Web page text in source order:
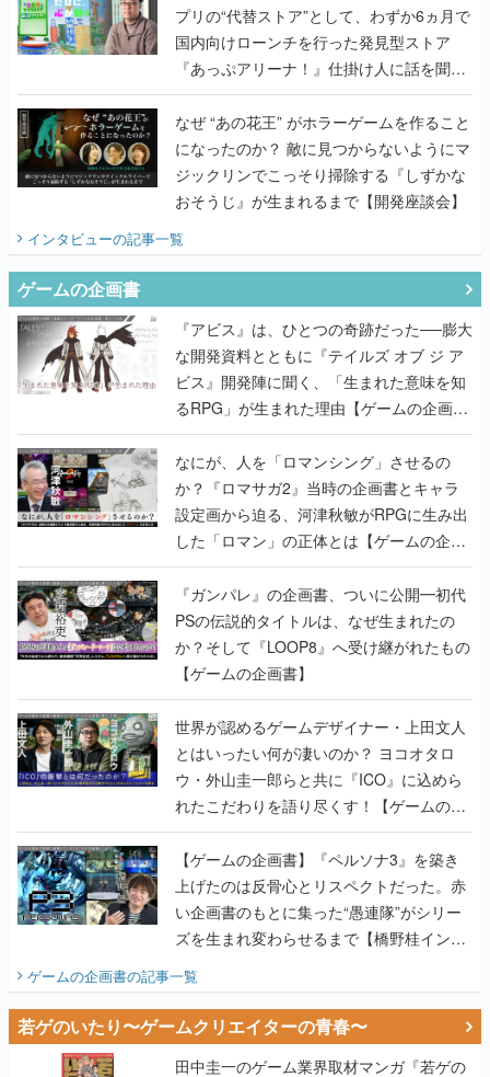
てみた
なぜ “あの花王” がホラーゲームを作ること
になったのか？ 敵に見つからないようにマ
ジックリンでこっそり掃除する『しずかな
おそうじ』が生まれるまで【開発座談会】
インタビューの記事一覧
『アビス』は、ひとつの奇跡だった──膨大
な開発資料とともに『テイルズ オブ ジ ア
るRPG」が生まれた理由【ゲームの企画
書】
なにが、人を「ロマンシング」させるの
か？『ロマサガ2』当時の企画書とキャラ
設定画から迫る、河津秋敏がRPGに生み出
した「ロマン」の正体とは【ゲームの企画
書】
『ガンパレ』の企画書、ついに公開━初代
PSの伝説的タイトルは、なぜ生まれたの
か？そして『LOOP8』へ受け継がれたもの
【ゲームの企画書】
世界が認めるゲームデザイナー・上田文人
とはいったい何が凄いのか？ ヨコオタロ
ウ・外山圭一郎らと共に『ICO』に込めら
れたこだわりを語り尽くす！【ゲームの企
画書】
【ゲームの企画書】『ペルソナ3』を築き
上げたのは反骨心とリスペクトだった。赤
い企画書のもとに集った“愚連隊”がシリー
ズを生まれ変わらせるまで【橋野桂インタ
ビュー】
ゲームの企画書の記事一覧
若ゲのいたり〜ゲームクリエイターの青春〜
田中圭一のゲーム業界取材マンガ『若ゲの
いたり』第2巻が発売。『ポケモン』田尻
智さん、『ゼビウス』遠藤雅伸さんらの貴
重なエピソードを収録